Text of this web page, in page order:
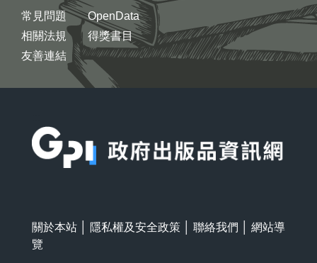
常見問題
相關法規
友善連結
OpenData
得獎書目
關於本站 隱私權及安全政策 聯絡我們
網站導
覽